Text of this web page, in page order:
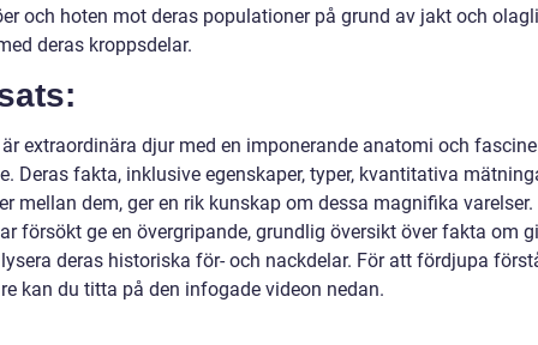
och hoten mot deras populationer på grund av jakt och
deras kroppsdelar.
extraordinära djur med en imponerande anatomi och
Deras fakta, inklusive egenskaper, typer, kvantitativa
mellan dem, ger en rik kunskap om dessa magnifika varelser.
försökt ge en övergripande, grundlig översikt över fakta om
deras historiska för- och nackdelar. För att fördjupa
kan du titta på den infogade videon nedan.